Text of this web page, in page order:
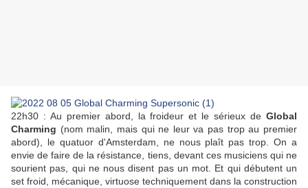
22h30 : Au premier abord, la froideur et le sérieux de Global
Charming (nom malin, mais qui ne leur va pas trop au premier
abord), le quatuor d'Amsterdam, ne nous plaît pas trop. On a
envie de faire de la résistance, tiens, devant ces musiciens qui ne
sourient pas, qui ne nous disent pas un mot. Et qui débutent un
set froid, mécanique, virtuose techniquement dans la construction